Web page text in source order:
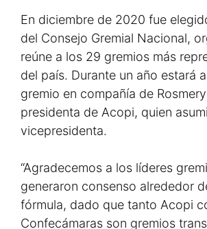
En diciembre de 2020 fue
del Consejo Gremial Nacional,
reúne a los 29 gremios más
del país. Durante un año estará
gremio en compañía de
presidenta de Acopi, quien
vicepresidenta.
“Agradecemos a los líderes
generaron consenso alrededor
fórmula, dado que tanto Acopi
Confecámaras son gremios